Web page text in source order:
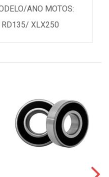
ANO MOTOS:
XLX250